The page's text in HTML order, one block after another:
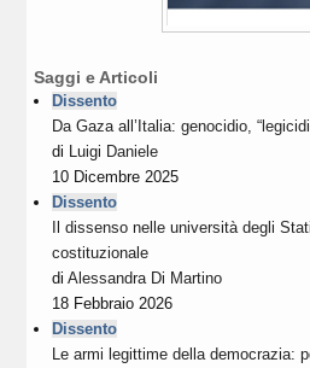
Saggi e Articoli
Dissento
Da Gaza all’Italia: genocidio,
di Luigi Daniele
10 Dicembre 2025
Dissento
Il dissenso nelle università degli
costituzionale
diAlessandra Di Martino
18 Febbraio 2026
Dissento
Le armi legittime della democrazia: